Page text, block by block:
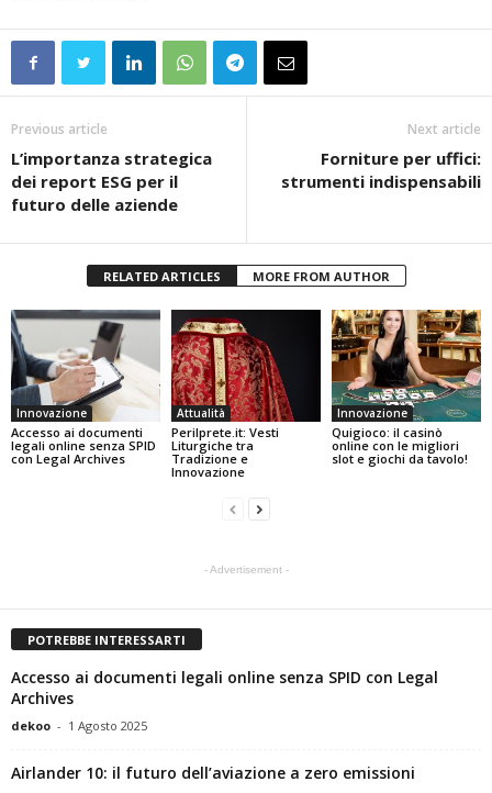
Previous article
L’importanza strategica
dei report ESG per il
futuro delle aziende
Next article
Forniture per uffici:
strumenti indispensabili
RELATED ARTICLES MORE FROM AUTHOR
Innovazione
Accesso ai documenti
legali online senza SPID
con Legal Archives
Attualità
Perilprete.it: Vesti
Liturgiche tra
Tradizione e
Innovazione
Innovazione
Quigioco: il casinò
online con le migliori
slot e giochi da tavolo!
- Advertisement -
POTREBBE INTERESSARTI
Accesso ai documenti legali online senza SPID con Legal
Archives
dekoo - 1 Agosto 2025
Airlander 10: il futuro dell’aviazione a zero emissioni